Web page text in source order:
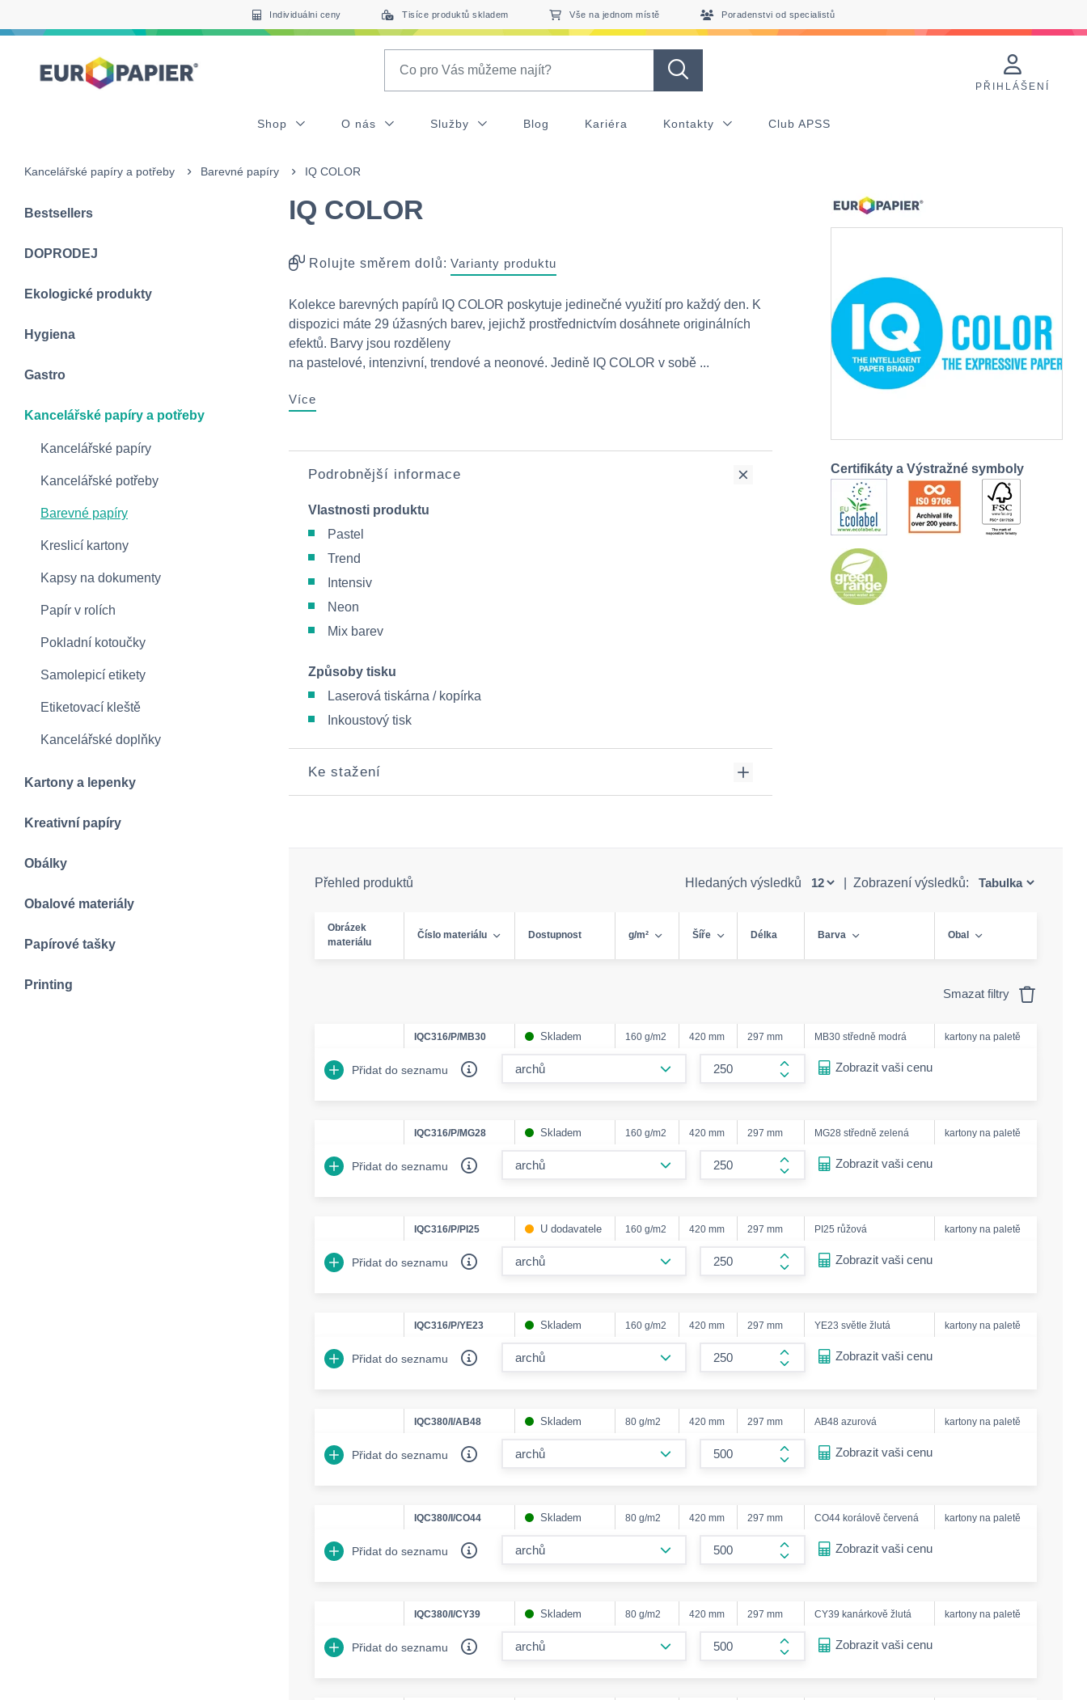
Individuálni ceny Tisíce produktů skladem Vše na jednom místě Poradenstvi od specialistů
PŘIHLÁŠENÍ
Shop O nás Služby Blog Kariéra Kontakty Club APSS
Kancelářské papíry a potřeby Barevné papíry IQ COLOR
Bestsellers
DOPRODEJ
Ekologické produkty
Hygiena
Gastro
Kancelářské papíry a potřeby
Kancelářské papíry
Kancelářské potřeby
Barevné papíry
Kreslicí kartony
Kapsy na dokumenty
Papír v rolích
Pokladní kotoučky
Samolepicí etikety
Etiketovací kleště
Kancelářské doplňky
Kartony a lepenky
Kreativní papíry
Obálky
Obalové materiály
Papírové tašky
Printing
IQ COLOR
Rolujte směrem dolů: Varianty produktu
Kolekce barevných papírů IQ COLOR poskytuje jedinečné využití pro každý den. K
dispozici máte 29 úžasných barev, jejichž prostřednictvím dosáhnete originálních
efektů. Barvy jsou rozděleny
na pastelové, intenzivní, trendové a neonové. Jedině IQ COLOR v sobě ...
Více
Podrobnější informace
Vlastnosti produktu
Pastel
Trend
Intensiv
Neon
Mix barev
Způsoby tisku
Laserová tiskárna / kopírka
Inkoustový tisk
Ke stažení
Certifikáty a Výstražné symboly
Přehled produktů Hledaných výsledků Zobrazení výsledků:
Obrázek
materiálu
Číslo materiálu Dostupnost g/m² Šíře Délka Barva Obal
Smazat filtry
IQC316/P/MB30 Skladem 160 g/m2 420 mm 297 mm MB30 středně modrá kartony na paletě
Přidat do seznamu
form.increase-amount
Zobrazit vaši cenu
IQC316/P/MG28 Skladem 160 g/m2 420 mm 297 mm MG28 středně zelená kartony na paletě
Přidat do seznamu
form.increase-amount
Zobrazit vaši cenu
IQC316/P/PI25 U dodavatele 160 g/m2 420 mm 297 mm PI25 růžová kartony na paletě
Přidat do seznamu
form.increase-amount
Zobrazit vaši cenu
IQC316/P/YE23 Skladem 160 g/m2 420 mm 297 mm YE23 světle žlutá kartony na paletě
Přidat do seznamu
form.increase-amount
Zobrazit vaši cenu
IQC380/I/AB48 Skladem 80 g/m2 420 mm 297 mm AB48 azurová kartony na paletě
Přidat do seznamu
form.increase-amount
Zobrazit vaši cenu
IQC380/I/CO44 Skladem 80 g/m2 420 mm 297 mm CO44 korálově červená kartony na paletě
Přidat do seznamu
form.increase-amount
Zobrazit vaši cenu
IQC380/I/CY39 Skladem 80 g/m2 420 mm 297 mm CY39 kanárkově žlutá kartony na paletě
Přidat do seznamu
form.increase-amount
Zobrazit vaši cenu